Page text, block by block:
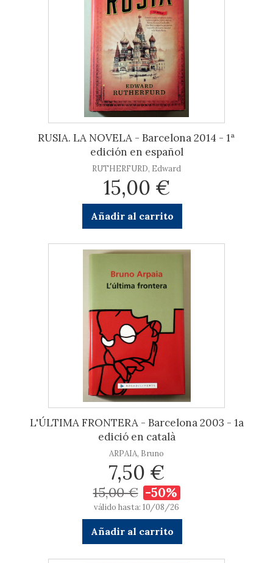
RUSIA. LA NOVELA - Barcelona 2014 - 1ª
edición en español
RUTHERFURD, Edward
15,00 €
Añadir al carrito
L'ÚLTIMA FRONTERA - Barcelona 2003 - 1a
edició en català
ARPAIA, Bruno
7,50 €
15,00 € -50%
válido hasta: 10/08/26
Añadir al carrito